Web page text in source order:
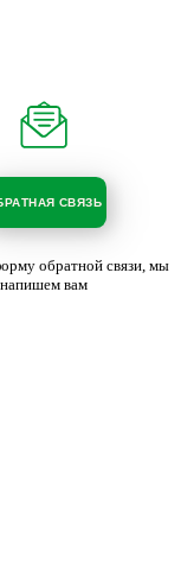
СВЯЗЬ
обратной связи, мы
напишем вам